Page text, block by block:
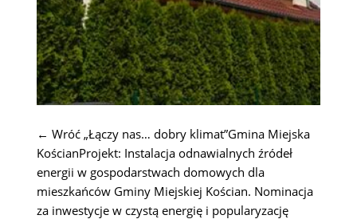
← Wróć „Łączy nas… dobry klimat”Gmina Miejska
KościanProjekt: Instalacja odnawialnych źródeł
energii w gospodarstwach domowych dla
mieszkańców Gminy Miejskiej Kościan. Nominacja
za inwestycje w czystą energię i popularyzację